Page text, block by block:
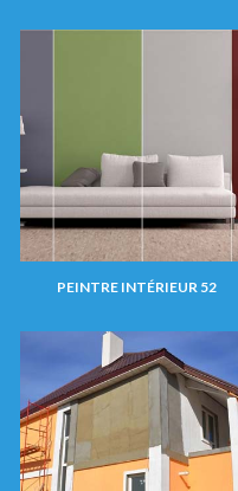
PEINTRE INTÉRIEUR 52